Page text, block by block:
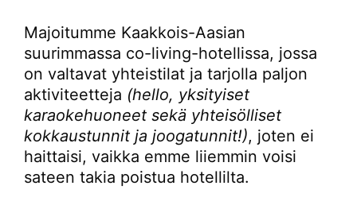
Majoitumme Kaakkois-Aasian
suurimmassa co-living-hotellissa, jossa
on valtavat yhteistilat ja tarjolla paljon
aktiviteetteja (hello, yksityiset
karaokehuoneet sekä yhteisölliset
kokkaustunnit ja joogatunnit!), joten ei
haittaisi, vaikka emme liiemmin voisi
sateen takia poistua hotellilta.